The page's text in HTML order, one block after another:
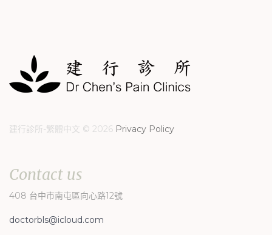
建行診所-繁體中文 © 2026 Privacy Policy
Contact us
408 台中市南屯區向心路12號
doctorbls@icloud.com